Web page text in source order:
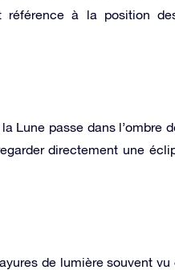
référence à la position
Lune passe dans l’ombre
directement une
de lumière souvent